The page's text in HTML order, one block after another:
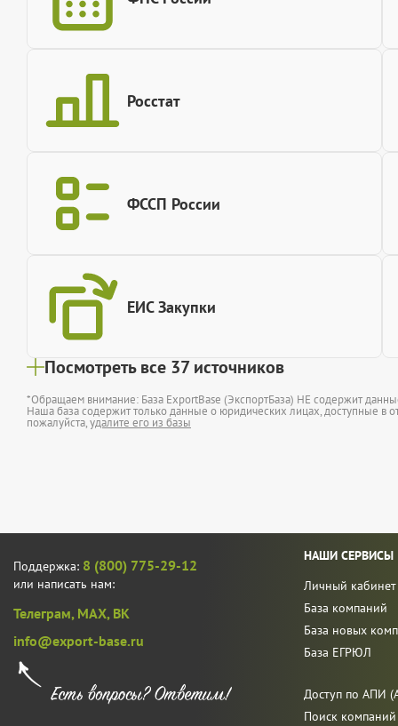
Росстат
ФССП России
ЕИС Закупки
Посмотреть все 37 источников
*Обращаем внимание: База ExportBase (ЭкспортБаза) НЕ содержит
Наша база содержит только данные о юридических лицах, доступные в
пожалуйста,удалите его из базы
Поддержка: 8 (800) 775-29-12
или написать нам:
Телеграм, MAX, ВК
info@export-base.ru
НАШИ СЕРВИСЫ
Личный кабинет
База компаний
База новых
База ЕГРЮЛ
Доступ по АПИ
Поиск